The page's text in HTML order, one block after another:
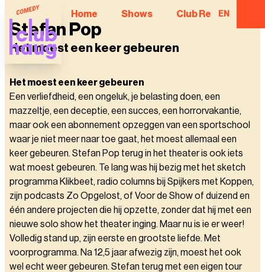
Home Shows Club Regulars
EN
Stefan Pop
Het moest een keer gebeuren
Het moest een keer gebeuren
Een verliefdheid, een ongeluk, je belasting doen, een
mazzeltje, een deceptie, een succes, een horrorvakantie,
maar ook een abonnement opzeggen van een sportschool
waar je niet meer naar toe gaat, het moest allemaal een
keer gebeuren. Stefan Pop terug in het theater is ook iets
wat moest gebeuren. Te lang was hij bezig met het sketch
programma Klikbeet, radio columns bij Spijkers met Koppen,
zijn podcasts Zo Opgelost, of Voor de Show of duizend en
één andere projecten die hij opzette, zonder dat hij met een
nieuwe solo show het theater inging. Maar nu is ie er weer!
Volledig stand up, zijn eerste en grootste liefde. Met
voorprogramma. Na 12,5 jaar afwezig zijn, moest het ook
wel echt weer gebeuren. Stefan terug met een eigen tour